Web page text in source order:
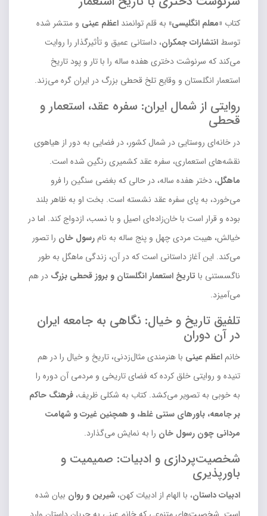
کتاب «معلم انگلیسی» به قلم توانمند اعظم عینی و منتشر شده
توسط انتشارات جمکران، داستانی عمیق و تأثیرگذار را روایت
می‌کند که سرنوشت دختری هفده ساله را با تار و پود تاریخ
استعمار انگلستان و وقایع تلخ قحطی بزرگ در ایران گره می‌زند.
روایتی از شمال ایران: سفره عقد، استعمار و
قحطی
در خانه‌ای روستایی در شمال کشور، در فضایی به دور از هیاهوی
نقشه‌های استعماری، سفره عقد کشمیری رنگین شده است.
ماهگل، دختر هفده ساله، در حالی که بغضی سنگین را فرو
می‌خورد، به پای سفره عقد نشسته است. بخت او به ظاهر بلند
بوده و قرار است با خان‌زاده‌ای اصیل و با نسب، ازدواج کند. اما در
خیالش، هیبت مردی چهل و پنج ساله به نامرسول خان را تصور
می‌کند. این آغاز داستانی است که در آن، زندگی ماهگل به طور
ناگسستنی با تاریخ استعمار انگلستان و بروز قحطی بزرگ در هم
می‌آمیزد.
تلفیق تاریخ و خیال: نگاهی به جامعه ایران
در آن دوران
خانماعظم عینی با هنرمندی مثال‌زدنی، تاریخ و خیال را در هم
تنیده و روایتی خلق کرده که فضای تاریخی و مردمی آن دوره را
به خوبی به تصویر می‌کشد. کتاب به شکلی ظریف، فرهنگ حاکم
بر جامعه، باورهای سنتی غلط، و همچنین غیرت و شهامت
مردانی چون رسول خان را به نمایش می‌گذارد.
شخصیت‌پردازی و ادبیات: صمیمیت و
باورپذیری
ادبیات داستان، با الهام از ادبیات کهن، شیرین و روان بیان شده